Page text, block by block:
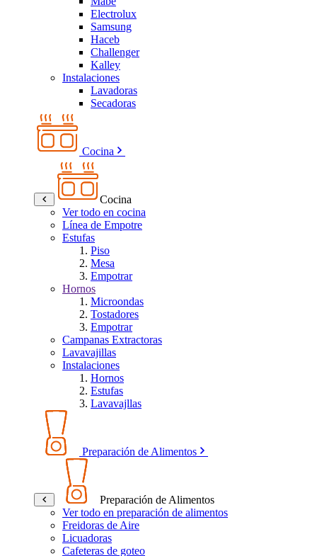
Electrolux
Samsung
Haceb
Challenger
Kalley
Instalaciones
Lavadoras
Secadoras
Cocina
Cocina
Ver todo en cocina
Línea de Empotre
Estufas
Piso
Mesa
Empotrar
Hornos
Microondas
Tostadores
Empotrar
Campanas Extractoras
Lavavajillas
Instalaciones
Hornos
Estufas
Lavavajllas
Preparación de Alimentos
Preparación de Alimentos
Ver todo en preparación de alimentos
Freidoras de Aire
Licuadoras
Cafeteras de goteo